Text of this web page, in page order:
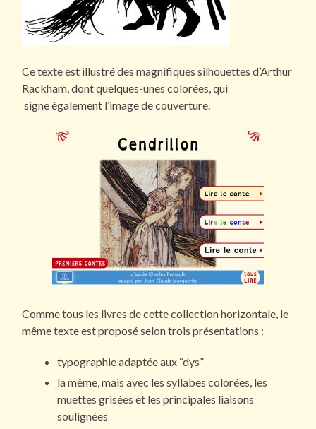
Ce texte est illustré des magnifiques silhouettes d’Arthur
Rackham, dont quelques-unes colorées, qui
signe également l’image de couverture.
Comme tous les livres de cette collection horizontale, le
même texte est proposé selon trois présentations :
typographie adaptée aux “dys”
la même, mais avec les syllabes colorées, les
muettes grisées et les principales liaisons
soulignées